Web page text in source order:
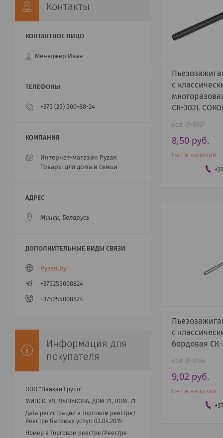
с
СК-302L
61-0961
8,50 руб.
Нет в наличии
с
бордовая
61-0966
9,02 руб.
Нет в наличии
Контакты
Менеджер Иван
+375 (25) 500-88-24
Интернет-магазин Pyzan
Товары для дома и семьи
Минск, Беларусь
Pyzan.by
+375255008824
+375255008824
Информация для
покупателя
ООО "Пайзан Групп"
МИНСК, УЛ. ЛЫНЬКОВА, ДОМ 21, ПОМ. 71
Дата регистрации в Торговом реестре/
Реестре бытовых услуг: 03.04.2015
Номер в Торговом реестре/Реестре